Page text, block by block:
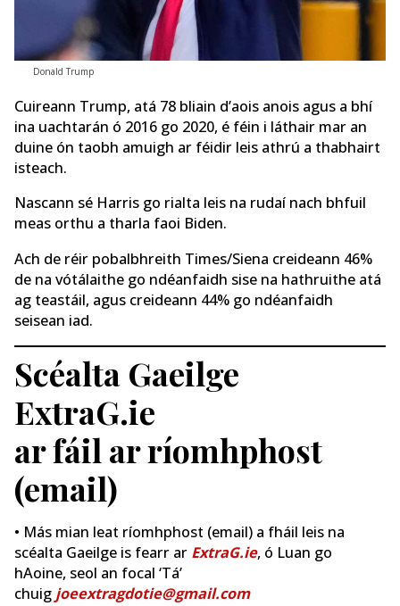
Donald Trump
Cuireann Trump, atá 78 bliain d’aois anois agus a bhí
ina uachtarán ó 2016 go 2020, é féin i láthair mar an
duine ón taobh amuigh ar féidir leis athrú a thabhairt
isteach.
Nascann sé Harris go rialta leis na rudaí nach bhfuil
meas orthu a tharla faoi Biden.
Ach de réir pobalbhreith Times/Siena creideann 46%
de na vótálaithe go ndéanfaidh sise na hathruithe atá
ag teastáil, agus creideann 44% go ndéanfaidh
seisean iad.
Scéalta Gaeilge
ExtraG.ie
ar fáil ar ríomhphost
(email)
• Más mian leat ríomhphost (email) a fháil leis na
scéalta Gaeilge is fearr ar ExtraG.ie, ó Luan go
hAoine, seol an focal ‘Tá’
chuig joeextragdotie@gmail.com